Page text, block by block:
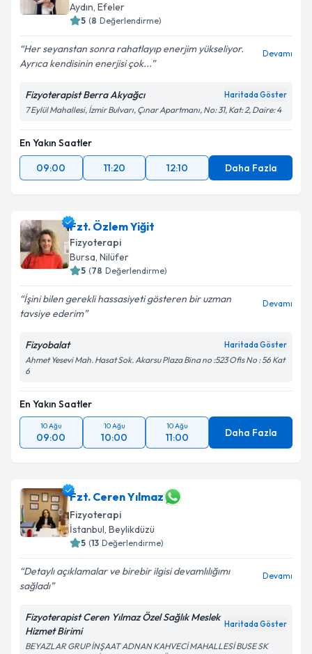
Aydın, Efeler
5 (8 Değerlendirme)
Her seyanstan sonra rahatlayıp enerjim yükseliyor.
Ayrıca kendisinin enerjisi çok...
Devamı
Fizyoterapist Berra Akyağcı Haritada Göster
7 Eylül Mahallesi, İzmir Bulvarı, Çınar Apartmanı, No: 31, Kat: 2, Daire: 4
En Yakın Saatler
09:00
11:20 12:10 Daha Fazla
Fzt. Özlem Yiğit
Fizyoterapi
Bursa, Nilüfer
5 (78 Değerlendirme)
İşini bilen gerekli hassasiyeti gösteren bir uzman
tavsiye ederim
Devamı
Fizyobalat Haritada Göster
Ahmet Yesevi Mah. Hasat Sok. Akarsu Plaza Bina no :523 Ofis No : 56 Kat
6
En Yakın Saatler
10 Ağu
09:00
10 Ağu
10:00
10 Ağu
11:00 Daha Fazla
Fzt. Ceren Yılmaz
Fizyoterapi
İstanbul, Beylikdüzü
5 (13 Değerlendirme)
Detaylı açıklamalar ve birebir ilgisi devamlılığımı
sağladı
Devamı
Fizyoterapist Ceren Yılmaz Özel Sağlık Meslek
Hizmet Birimi
Haritada Göster
BEYAZLAR GRUP İNŞAAT ADNAN KAHVECİ MAHALLESİ BUSE SK